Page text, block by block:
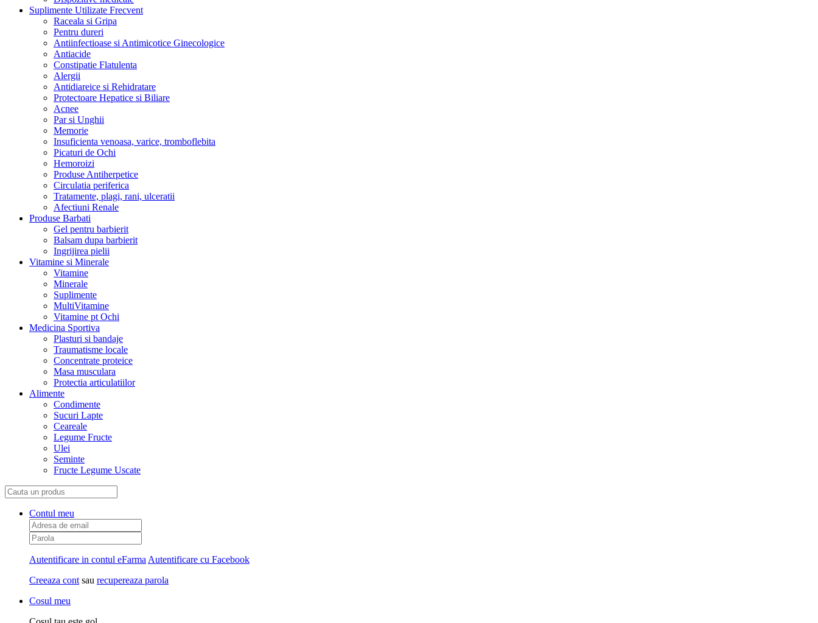
Suplimente Utilizate Frecvent
Raceala si Gripa
Pentru dureri
Antiinfectioase si Antimicotice Ginecologice
Antiacide
Constipatie Flatulenta
Alergii
Antidiareice si Rehidratare
Protectoare Hepatice si Biliare
Acnee
Par si Unghii
Memorie
Insuficienta venoasa, varice, tromboflebita
Picaturi de Ochi
Hemoroizi
Produse Antiherpetice
Circulatia periferica
Tratamente, plagi, rani, ulceratii
Afectiuni Renale
Produse Barbati
Gel pentru barbierit
Balsam dupa barbierit
Ingrijirea pielii
Vitamine si Minerale
Vitamine
Minerale
Suplimente
MultiVitamine
Vitamine pt Ochi
Medicina Sportiva
Plasturi si bandaje
Traumatisme locale
Concentrate proteice
Masa musculara
Protectia articulatiilor
Alimente
Condimente
Sucuri Lapte
Ceareale
Legume Fructe
Ulei
Seminte
Fructe Legume Uscate
Contul meu
Autentificare in contul eFarma Autentificare cu Facebook
Creeaza cont sau recupereaza parola
Cosul meu